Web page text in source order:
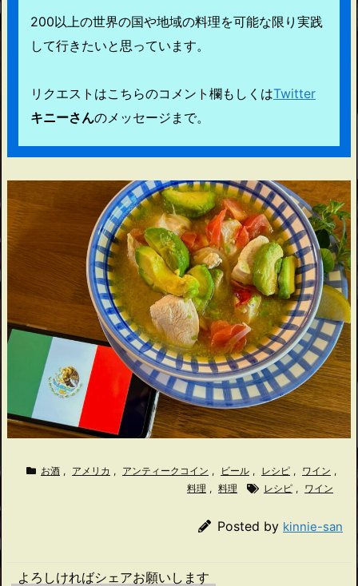
200以上の世界の国や地域の料理を可能な限り実践
して行きたいと思っています。
リクエストはこちらのコメント欄もしくはTwitter
キニーさんのメッセージまで。
お酒 , アメリカ , アンティークコイン , ビール , レシピ , ワイン ,
料理 , 料理 レシピ , ワイン
Posted by kinnie-san
よろしければシェアお願いします